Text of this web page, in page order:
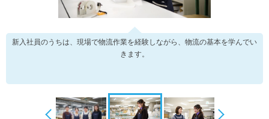
新入社員のうちは、現場で物流作業を経験しながら、物流の基本を学んでい
きます。